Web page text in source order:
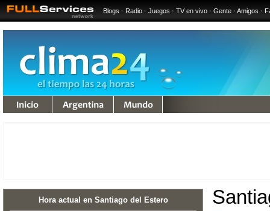
Blogs · Radio · Juegos · TV en vivo · Gente · Amigos ·
Hora actual en Santiago del Estero